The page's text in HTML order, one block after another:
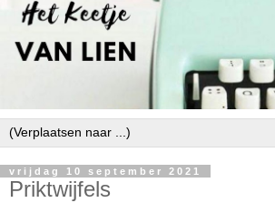
vrijdag 10 september 2021
Priktwijfels